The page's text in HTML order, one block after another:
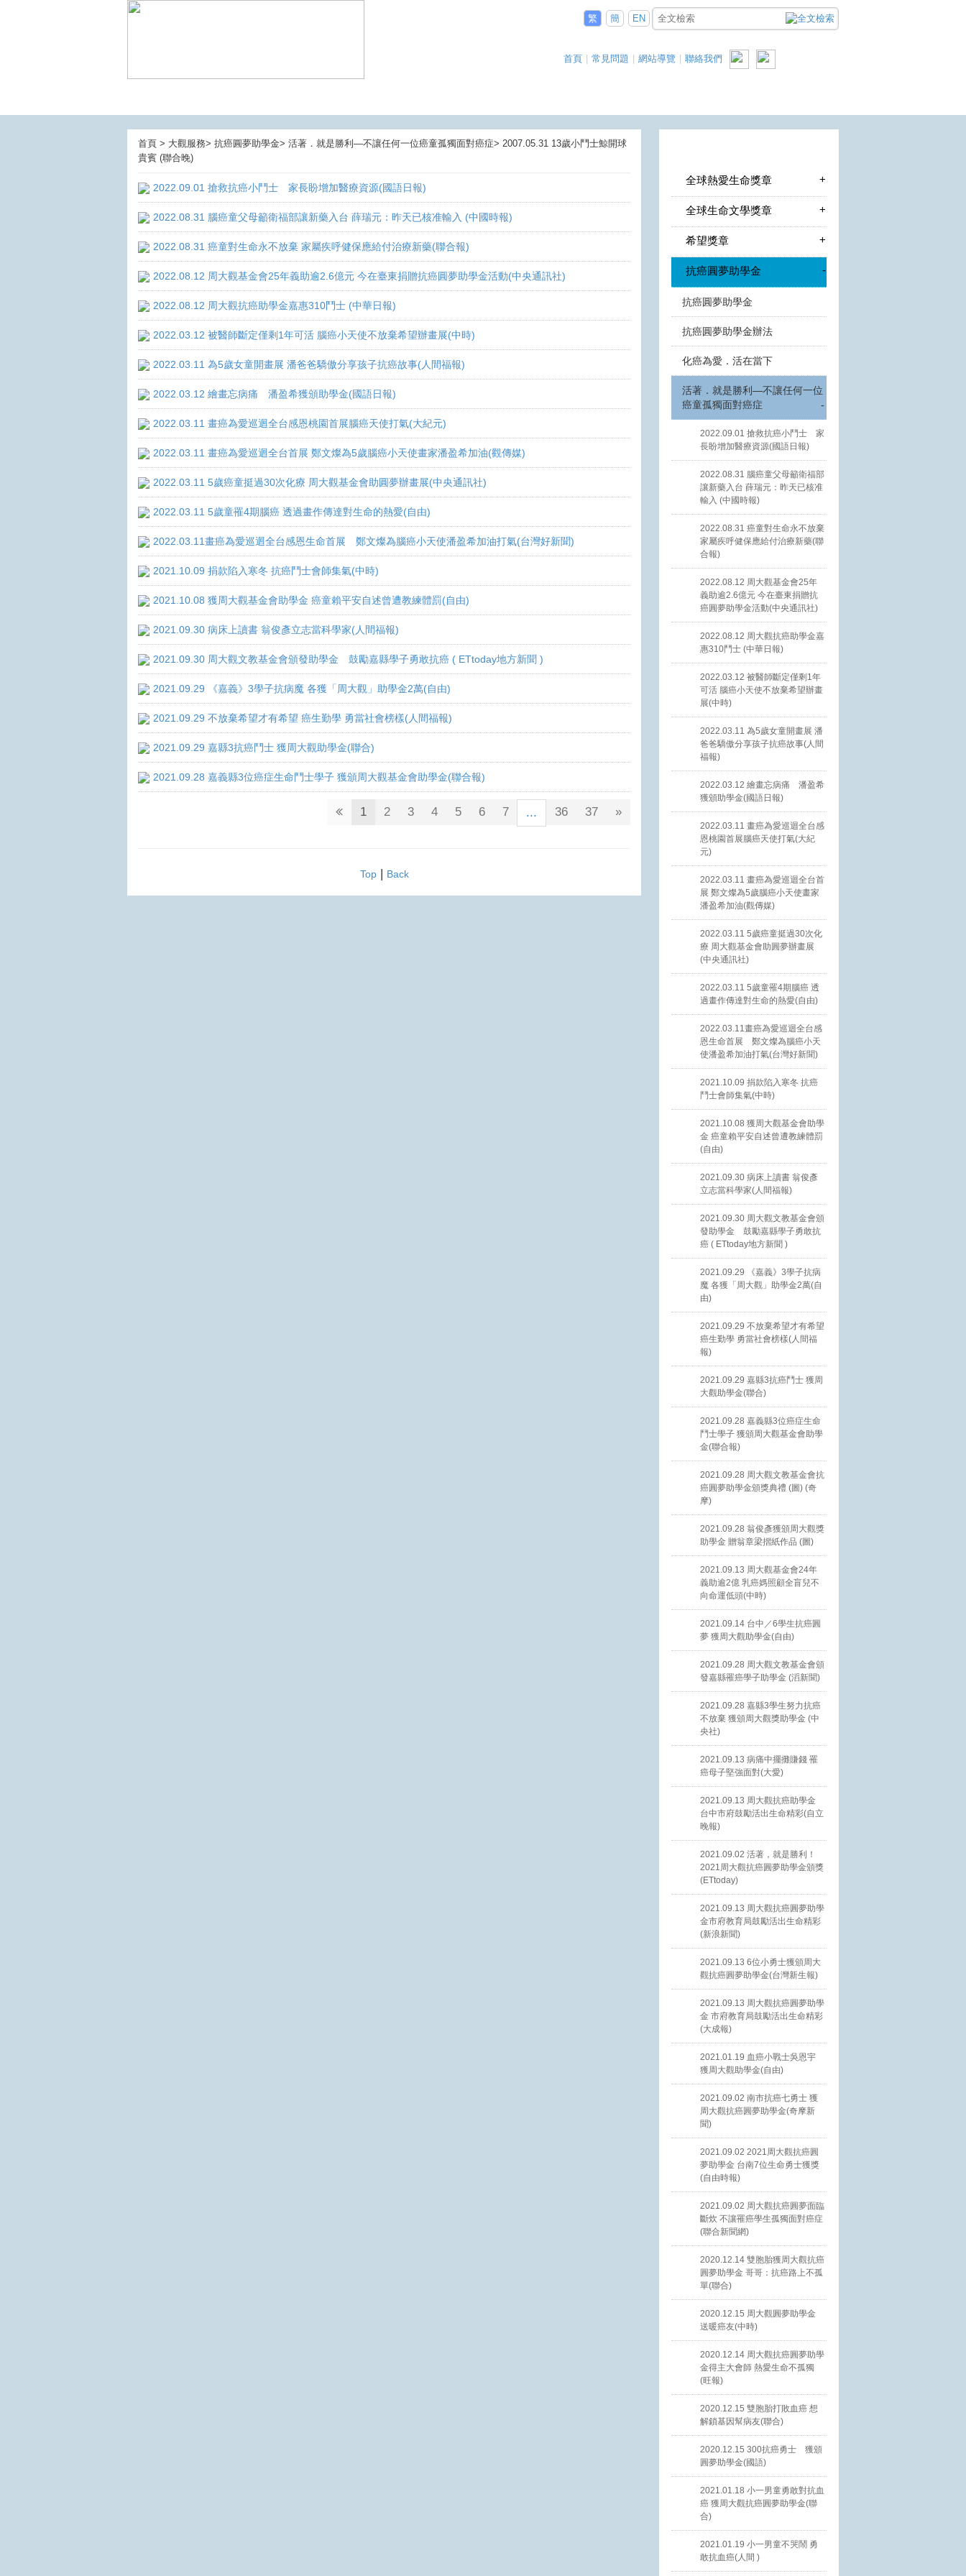
繁 簡 EN
首頁 常見問題 網站導覽 聯絡我們
首頁 > 大觀服務> 抗癌圓夢助學金> 活著．就是勝利—不讓任何一位癌童孤獨面對癌症> 2007.05.31 13歲小鬥士鯨開球
貴賓 (聯合晚)
2022.09.01 搶救抗癌小鬥士 家長盼增加醫療資源(國語日報)
2022.08.31 腦癌童父母籲衛福部讓新藥入台 薛瑞元：昨天已核准輸入 (中國時報)
2022.08.31 癌童對生命永不放棄 家屬疾呼健保應給付治療新藥(聯合報)
2022.08.12 周大觀基金會25年義助逾2.6億元 今在臺東捐贈抗癌圓夢助學金活動(中央通訊社)
2022.08.12 周大觀抗癌助學金嘉惠310鬥士 (中華日報)
2022.03.12 被醫師斷定僅剩1年可活 腦癌小天使不放棄希望辦畫展(中時)
2022.03.11 為5歲女童開畫展 潘爸爸驕傲分享孩子抗癌故事(人間福報)
2022.03.12 繪畫忘病痛 潘盈希獲頒助學金(國語日報)
2022.03.11 畫癌為愛巡迴全台感恩桃園首展腦癌天使打氣(大紀元)
2022.03.11 畫癌為愛巡迴全台首展 鄭文燦為5歲腦癌小天使畫家潘盈希加油(觀傳媒)
2022.03.11 5歲癌童挺過30次化療 周大觀基金會助圓夢辦畫展(中央通訊社)
2022.03.11 5歲童罹4期腦癌 透過畫作傳達對生命的熱愛(自由)
2022.03.11畫癌為愛巡迴全台感恩生命首展 鄭文燦為腦癌小天使潘盈希加油打氣(台灣好新聞)
2021.10.09 捐款陷入寒冬 抗癌鬥士會師集氣(中時)
2021.10.08 獲周大觀基金會助學金 癌童賴平安自述曾遭教練體罰(自由)
2021.09.30 病床上讀書 翁俊彥立志當科學家(人間福報)
2021.09.30 周大觀文教基金會頒發助學金 鼓勵嘉縣學子勇敢抗癌 ( ETtoday地方新聞 )
2021.09.29 《嘉義》3學子抗病魔 各獲「周大觀」助學金2萬(自由)
2021.09.29 不放棄希望才有希望 癌生勤學 勇當社會榜樣(人間福報)
2021.09.29 嘉縣3抗癌鬥士 獲周大觀助學金(聯合)
2021.09.28 嘉義縣3位癌症生命鬥士學子 獲頒周大觀基金會助學金(聯合報)
1 2 3 4 5 6 7 ... 36 37 »
Top| Back
全球熱愛生命獎章 +
全球生命文學獎章 +
希望獎章 +
抗癌圓夢助學金 -
抗癌圓夢助學金
抗癌圓夢助學金辦法
化癌為愛．活在當下
活著．就是勝利—不讓任何一位
癌童孤獨面對癌症
-
2022.09.01 搶救抗癌小鬥士 家
長盼增加醫療資源(國語日報)
2022.08.31 腦癌童父母籲衛福部
讓新藥入台 薛瑞元：昨天已核准
輸入 (中國時報)
2022.08.31 癌童對生命永不放棄
家屬疾呼健保應給付治療新藥(聯
合報)
2022.08.12 周大觀基金會25年
義助逾2.6億元 今在臺東捐贈抗
癌圓夢助學金活動(中央通訊社)
2022.08.12 周大觀抗癌助學金嘉
惠310鬥士 (中華日報)
2022.03.12 被醫師斷定僅剩1年
可活 腦癌小天使不放棄希望辦畫
展(中時)
2022.03.11 為5歲女童開畫展 潘
爸爸驕傲分享孩子抗癌故事(人間
福報)
2022.03.12 繪畫忘病痛 潘盈希
獲頒助學金(國語日報)
2022.03.11 畫癌為愛巡迴全台感
恩桃園首展腦癌天使打氣(大紀
元)
2022.03.11 畫癌為愛巡迴全台首
展 鄭文燦為5歲腦癌小天使畫家
潘盈希加油(觀傳媒)
2022.03.11 5歲癌童挺過30次化
療 周大觀基金會助圓夢辦畫展
(中央通訊社)
2022.03.11 5歲童罹4期腦癌 透
過畫作傳達對生命的熱愛(自由)
2022.03.11畫癌為愛巡迴全台感
恩生命首展 鄭文燦為腦癌小天
使潘盈希加油打氣(台灣好新聞)
2021.10.09 捐款陷入寒冬 抗癌
鬥士會師集氣(中時)
2021.10.08 獲周大觀基金會助學
金 癌童賴平安自述曾遭教練體罰
(自由)
2021.09.30 病床上讀書 翁俊彥
立志當科學家(人間福報)
2021.09.30 周大觀文教基金會頒
發助學金 鼓勵嘉縣學子勇敢抗
癌 ( ETtoday地方新聞 )
2021.09.29 《嘉義》3學子抗病
魔 各獲「周大觀」助學金2萬(自
由)
2021.09.29 不放棄希望才有希望
癌生勤學 勇當社會榜樣(人間福
報)
2021.09.29 嘉縣3抗癌鬥士 獲周
大觀助學金(聯合)
2021.09.28 嘉義縣3位癌症生命
鬥士學子 獲頒周大觀基金會助學
金(聯合報)
2021.09.28 周大觀文教基金會抗
癌圓夢助學金頒獎典禮 (圖) (奇
摩)
2021.09.28 翁俊彥獲頒周大觀獎
助學金 贈翁章梁摺紙作品 (圖)
2021.09.13 周大觀基金會24年
義助逾2億 乳癌媽照顧全盲兒不
向命運低頭(中時)
2021.09.14 台中／6學生抗癌圓
夢 獲周大觀助學金(自由)
2021.09.28 周大觀文教基金會頒
發嘉縣罹癌學子助學金 (滔新聞)
2021.09.28 嘉縣3學生努力抗癌
不放棄 獲頒周大觀獎助學金 (中
央社)
2021.09.13 病痛中擺攤賺錢 罹
癌母子堅強面對(大愛)
2021.09.13 周大觀抗癌助學金
台中市府鼓勵活出生命精彩(自立
晚報)
2021.09.02 活著，就是勝利！
2021周大觀抗癌圓夢助學金頒獎
(ETtoday)
2021.09.13 周大觀抗癌圓夢助學
金市府教育局鼓勵活出生命精彩
(新浪新聞)
2021.09.13 6位小勇士獲頒周大
觀抗癌圓夢助學金(台灣新生報)
2021.09.13 周大觀抗癌圓夢助學
金 市府教育局鼓勵活出生命精彩
(大成報)
2021.01.19 血癌小戰士吳恩宇
獲周大觀助學金(自由)
2021.09.02 南市抗癌七勇士 獲
周大觀抗癌圓夢助學金(奇摩新
聞)
2021.09.02 2021周大觀抗癌圓
夢助學金 台南7位生命勇士獲獎
(自由時報)
2021.09.02 周大觀抗癌圓夢面臨
斷炊 不讓罹癌學生孤獨面對癌症
(聯合新聞網)
2020.12.14 雙胞胎獲周大觀抗癌
圓夢助學金 哥哥：抗癌路上不孤
單(聯合)
2020.12.15 周大觀圓夢助學金
送暖癌友(中時)
2020.12.14 周大觀抗癌圓夢助學
金得主大會師 熱愛生命不孤獨
(旺報)
2020.12.15 雙胞胎打敗血癌 想
解鎖基因幫病友(聯合)
2020.12.15 300抗癌勇士 獲頒
圓夢助學金(國語)
2021.01.18 小一男童勇敢對抗血
癌 獲周大觀抗癌圓夢助學金(聯
合)
2021.01.19 小一男童不哭鬧 勇
敢抗血癌(人間 )